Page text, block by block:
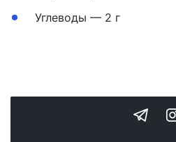
Углеводы — 2 г